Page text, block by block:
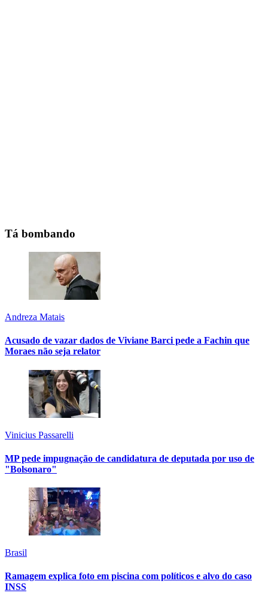
Tá bombando
Andreza Matais
Acusado de vazar dados de Viviane Barci pede a Fachin que
Moraes não seja relator
Vinicius Passarelli
MP pede impugnação de candidatura de deputada por uso de
"Bolsonaro"
Brasil
Ramagem explica foto em piscina com políticos e alvo do caso
INSS